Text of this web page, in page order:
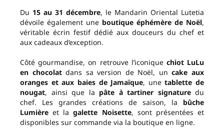
Du 15 au 31 décembre, le Mandarin Oriental Lutetia
dévoile également une boutique éphémère de Noël,
véritable écrin festif dédié aux douceurs du chef et
aux cadeaux d’exception.
Côté gourmandise, on retrouve l’iconique chiot LuLu
en chocolatdans sa version de Noël, uncake aux
oranges et aux baies de Jamaïque, unetablette de
nougat, ainsi que la pâte à tartiner signaturedu
chef. Les grandes créations de saison, la bûche
Lumière et lagalette Noisette, sont présentées et
disponibles sur commande via la boutique en ligne.